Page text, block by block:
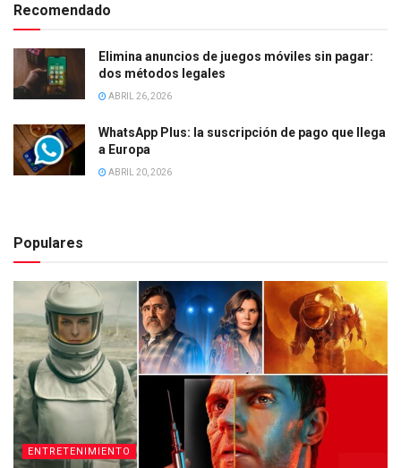
Recomendado
Elimina anuncios de juegos móviles sin pagar:
dos métodos legales
ABRIL 26, 2026
WhatsApp Plus: la suscripción de pago que llega
a Europa
ABRIL 20, 2026
Populares
ENTRETENIMIENTO